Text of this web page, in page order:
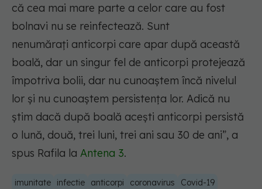
că cea mai mare parte a celor care au fost
bolnavi nu se reinfectează. Sunt
nenumărați anticorpi care apar după această
boală, dar un singur fel de anticorpi protejează
împotriva bolii, dar nu cunoaștem încă nivelul
lor și nu cunoaștem persistența lor. Adică nu
știm dacă după boală acești anticorpi persistă
o lună, două, trei luni, trei ani sau 30 de ani”, a
spus Rafila la Antena 3.
imunitate infectie anticorpi coronavirus Covid-19